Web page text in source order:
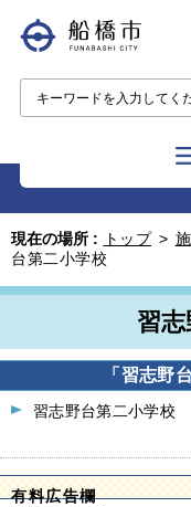
現在の場所 : トップ >
台第二小学校
習
「習志野
習志野台第二小学校
有料広告欄